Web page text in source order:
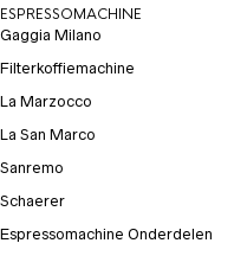
ESPRESSOMACHINE
Gaggia Milano
Filterkoffiemachine
La Marzocco
La San Marco
Sanremo
Schaerer
Espressomachine Onderdelen